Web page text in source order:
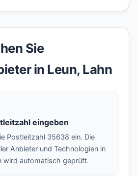
Sie
in Leun, Lahn
eingeben
Postleitzahl 35638 ein. Die
Anbieter und Technologien in
wird automatisch geprüft.